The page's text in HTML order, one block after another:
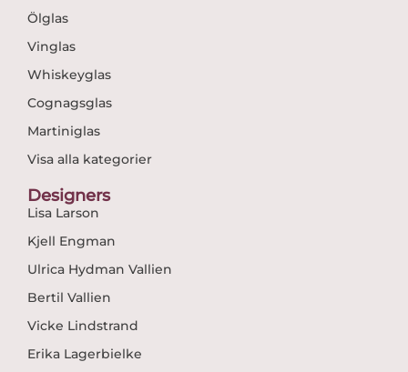
Ölglas
Vinglas
Whiskeyglas
Cognagsglas
Martiniglas
Visa alla kategorier
Designers
Lisa Larson
Kjell Engman
Ulrica Hydman Vallien
Bertil Vallien
Vicke Lindstrand
Erika Lagerbielke